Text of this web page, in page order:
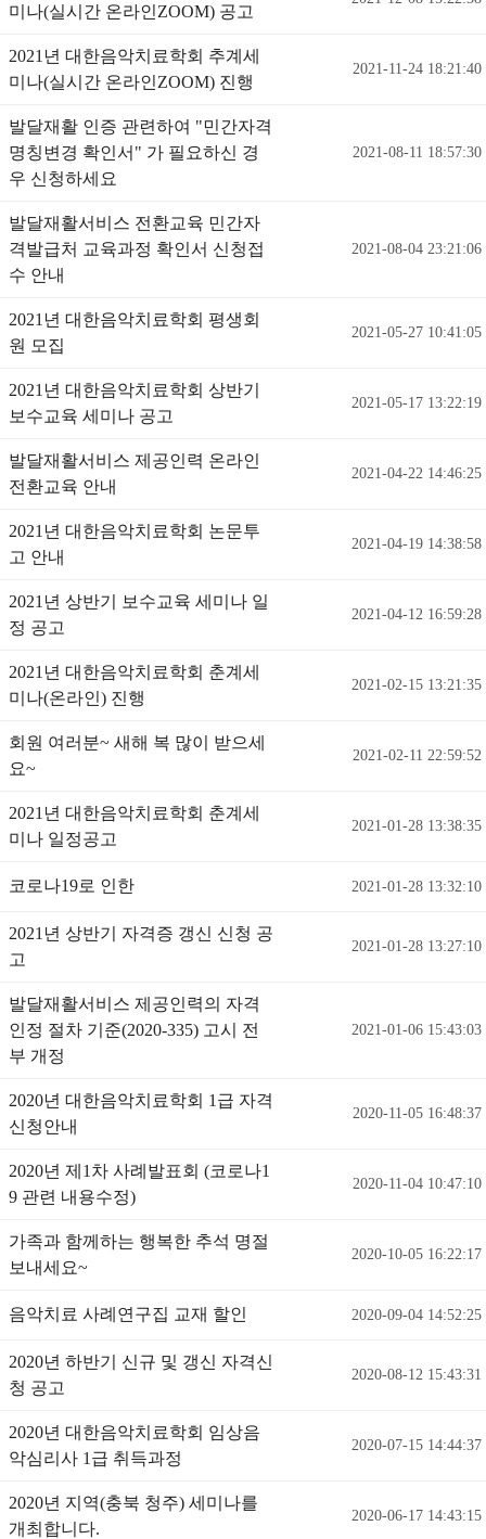
미나(실시간 온라인ZOOM) 공고
2021년 대한음악치료학회 추계세
미나(실시간 온라인ZOOM) 진행
2021-11-24 18:21:40
발달재활 인증 관련하여 "민간자격
명칭변경 확인서" 가 필요하신 경
우 신청하세요
2021-08-11 18:57:30
발달재활서비스 전환교육 민간자
격발급처 교육과정 확인서 신청접
수 안내
2021-08-04 23:21:06
2021년 대한음악치료학회 평생회
원 모집
2021-05-27 10:41:05
2021년 대한음악치료학회 상반기
보수교육 세미나 공고
2021-05-17 13:22:19
발달재활서비스 제공인력 온라인
전환교육 안내
2021-04-22 14:46:25
2021년 대한음악치료학회 논문투
고 안내
2021-04-19 14:38:58
2021년 상반기 보수교육 세미나 일
정 공고
2021-04-12 16:59:28
2021년 대한음악치료학회 춘계세
미나(온라인) 진행
2021-02-15 13:21:35
회원 여러분~ 새해 복 많이 받으세
요~
2021-02-11 22:59:52
2021년 대한음악치료학회 춘계세
미나 일정공고
2021-01-28 13:38:35
코로나19로 인한 2021-01-28 13:32:10
2021년 상반기 자격증 갱신 신청 공
고
2021-01-28 13:27:10
발달재활서비스 제공인력의 자격
인정 절차 기준(2020-335) 고시 전
부 개정
2021-01-06 15:43:03
2020년 대한음악치료학회 1급 자격
신청안내
2020-11-05 16:48:37
2020년 제1차 사례발표회 (코로나1
9 관련 내용수정)
2020-11-04 10:47:10
가족과 함께하는 행복한 추석 명절
보내세요~
2020-10-05 16:22:17
음악치료 사례연구집 교재 할인 2020-09-04 14:52:25
2020년 하반기 신규 및 갱신 자격신
청 공고
2020-08-12 15:43:31
2020년 대한음악치료학회 임상음
악심리사 1급 취득과정
2020-07-15 14:44:37
2020년 지역(충북 청주) 세미나를
개최합니다.
2020-06-17 14:43:15